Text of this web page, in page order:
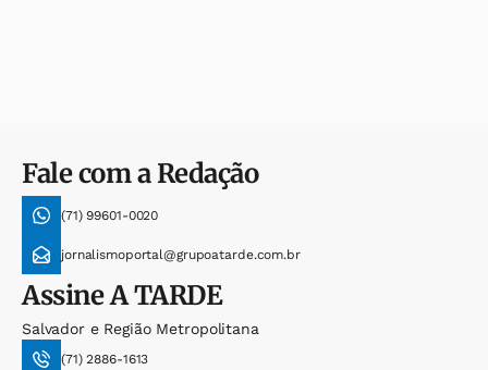
Fale com a Redação
(71) 99601-0020
jornalismoportal@grupoatarde.com.br
AssineA TARDE
Salvador e Região Metropolitana
(71) 2886-1613